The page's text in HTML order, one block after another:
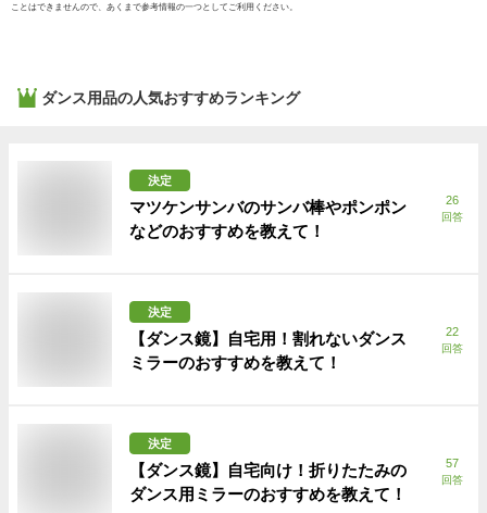
ことはできませんので、あくまで参考情報の一つとしてご利用ください。
ダンス用品の人気おすすめランキング
決定
マツケンサンバのサンバ棒やポンポン
などのおすすめを教えて！
26
回答
決定
【ダンス鏡】自宅用！割れないダンス
ミラーのおすすめを教えて！
22
回答
決定
【ダンス鏡】自宅向け！折りたたみの
ダンス用ミラーのおすすめを教えて！
57
回答